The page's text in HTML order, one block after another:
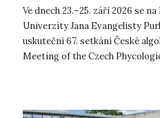
Ve dnech 23.–25. září 2026 se
Univerzity Jana Evangelisty
uskuteční 67. setkání České
Meeting of the Czech